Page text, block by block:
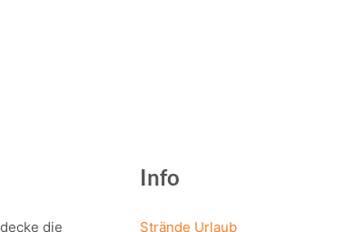
die
Info
Strände Urlaub